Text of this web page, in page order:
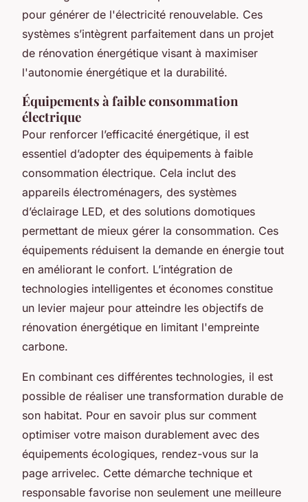
pour générer de l'électricité renouvelable. Ces
systèmes s’intègrent parfaitement dans un projet
de rénovation énergétique visant à maximiser
l'autonomie énergétique et la durabilité.
Équipements à faible consommation
électrique
Pour renforcer l’efficacité énergétique, il est
essentiel d’adopter des équipements à faible
consommation électrique. Cela inclut des
appareils électroménagers, des systèmes
d’éclairage LED, et des solutions domotiques
permettant de mieux gérer la consommation. Ces
équipements réduisent la demande en énergie tout
en améliorant le confort. L’intégration de
technologies intelligentes et économes constitue
un levier majeur pour atteindre les objectifs de
rénovation énergétique en limitant l'empreinte
carbone.
En combinant ces différentes technologies, il est
possible de réaliser une transformation durable de
son habitat. Pour en savoir plus sur comment
optimiser votre maison durablement avec des
équipements écologiques, rendez-vous sur la
page arrivelec. Cette démarche technique et
responsable favorise non seulement une meilleure